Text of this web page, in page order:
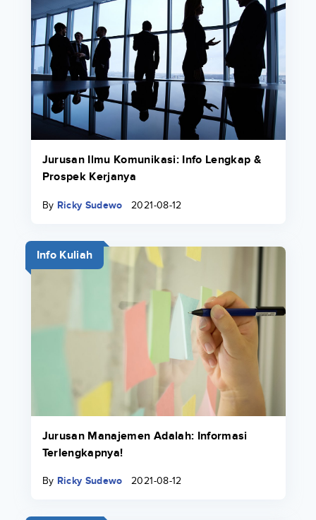
Jurusan Ilmu Komunikasi: Info Lengkap &
Prospek Kerjanya
By Ricky Sudewo 2021-08-12
Info Kuliah
Jurusan Manajemen Adalah: Informasi
Terlengkapnya!
By Ricky Sudewo 2021-08-12